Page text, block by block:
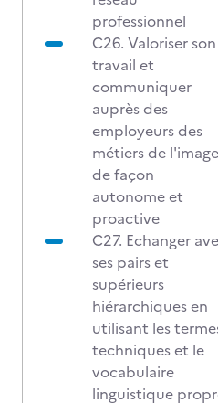
professionnel
C26. Valoriser son
travail et
communiquer
auprès des
employeurs des
métiers de l'image
de façon
autonome et
proactive
C27. Echanger
ses pairs et
supérieurs
hiérarchiques en
utilisant les
techniques et le
vocabulaire
linguistique